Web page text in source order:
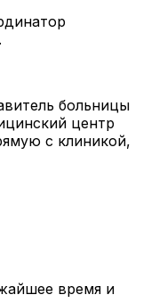
больницы
центр
с клиникой,
время и